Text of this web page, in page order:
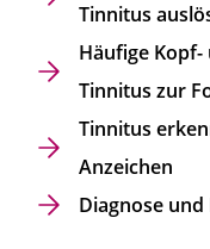
Tinnitus
Häufige
Tinnitus zur
Tinnitus
Anzeichen
Diagnose